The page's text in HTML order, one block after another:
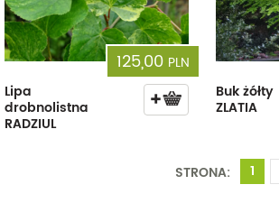
125,00 PLN
Lipa
drobnolistna
RADZIUL
Buk żółty
ZLATIA
STRONA: 1